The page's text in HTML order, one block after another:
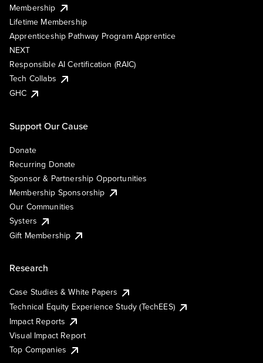
Membership
Lifetime Membership
Apprenticeship Pathway Program Apprentice
NEXT
Responsible AI Certification (RAIC)
Tech Collabs
GHC
Support Our Cause
Donate
Recurring Donate
Sponsor & Partnership Opportunities
Membership Sponsorship
Our Communities
Systers
Gift Membership
Research
Case Studies & White Papers
Technical Equity Experience Study (TechEES)
Impact Reports
Visual Impact Report
Top Companies